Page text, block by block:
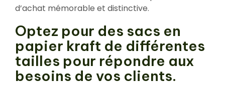
d’achat mémorable et distinctive.
Optez pour des sacs en
papier kraft de différentes
tailles pour répondre aux
besoins de vos clients.